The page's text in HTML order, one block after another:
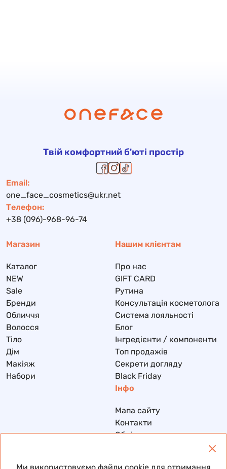
Твій комфортний б'юті простір
Email:
one_face_cosmetics@ukr.net
Телефон:
+38 (096)-968-96-74
Магазин
Каталог
NEW
Sale
Бренди
Обличчя
Волосся
Тіло
Дім
Макіяж
Набори
Нашим клієнтам
Про нас
GIFT CARD
Рутина
Консультація косметолога
Система лояльності
Блог
Інгредієнти / компоненти
Топ продажів
Секрети догляду
Black Friday
Інфо
Мапа сайту
Контакти
Обмін та повернення